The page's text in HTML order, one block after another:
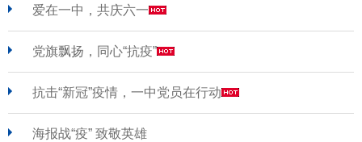
爱在一中，共庆六一
党旗飘扬，同心“抗疫”
抗击“新冠”疫情，一中党员在行动
海报战“疫” 致敬英雄